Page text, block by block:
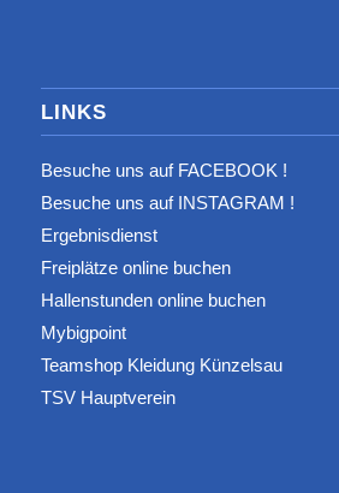
LINKS
Besuche uns auf FACEBOOK !
Besuche uns auf INSTAGRAM !
Ergebnisdienst
Freiplätze online buchen
Hallenstunden online buchen
Mybigpoint
Teamshop Kleidung Künzelsau
TSV Hauptverein